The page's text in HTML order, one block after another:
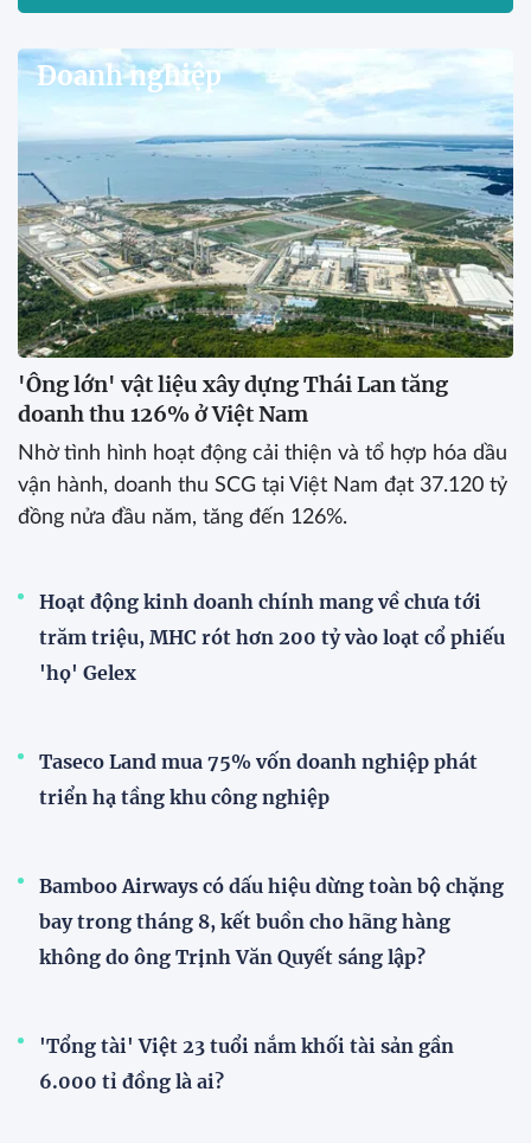
Doanh nghiệp
'Ông lớn' vật liệu xây dựng Thái Lan tăng
doanh thu 126% ở Việt Nam
Nhờ tình hình hoạt động cải thiện và tổ hợp hóa dầu
vận hành, doanh thu SCG tại Việt Nam đạt 37.120 tỷ
đồng nửa đầu năm, tăng đến 126%.
Hoạt động kinh doanh chính mang về chưa tới
trăm triệu, MHC rót hơn 200 tỷ vào loạt cổ phiếu
'họ' Gelex
Taseco Land mua 75% vốn doanh nghiệp phát
triển hạ tầng khu công nghiệp
Bamboo Airways có dấu hiệu dừng toàn bộ chặng
bay trong tháng 8, kết buồn cho hãng hàng
không do ông Trịnh Văn Quyết sáng lập?
'Tổng tài' Việt 23 tuổi nắm khối tài sản gần
6.000 tỉ đồng là ai?